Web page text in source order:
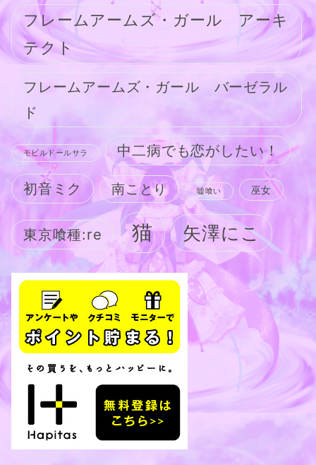
フレームアームズ・ガール アーキ
テクト
フレームアームズ・ガール バーゼラル
ド
モビルドールサラ 中二病でも恋がしたい！
初音ミク 南ことり 嘘喰い 巫女
東京喰種:re 猫 矢澤にこ